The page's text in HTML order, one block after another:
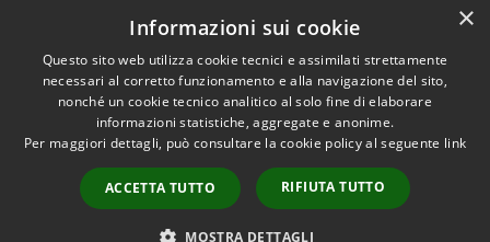
Dichiarazione di accessibilità
Accessibilità
Copyright © 2026 • Comune di
Asigliano Veneto • Powered by
Municipium•
Accesso
redazione
×
Informazioni sui cookie
Questo sito web utilizza cookie tecnici e assimilati strettamente
necessari al corretto funzionamento e alla navigazione del sito,
nonché un cookie tecnico analitico al solo fine di elaborare
informazioni statistiche, aggregate e anonime.
Per maggiori dettagli, può consultare la cookie policy al seguente link
ACCETTA TUTTO RIFIUTA TUTTO
MOSTRA DETTAGLI